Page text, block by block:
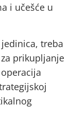
i učešće u
treba
prikupljanje